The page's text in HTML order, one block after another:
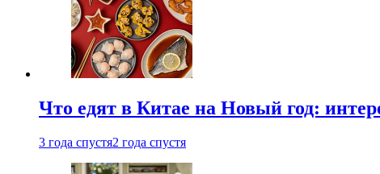
Что едят в Китае на Новый год:
3 года спустя2 года спустя